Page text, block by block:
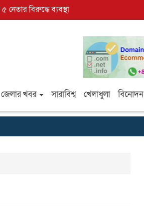
নেতার বিরুদ্ধে ব্যবস্থা
জেলার খবর সারাবিশ্ব খেলাধুলা বিনোদন